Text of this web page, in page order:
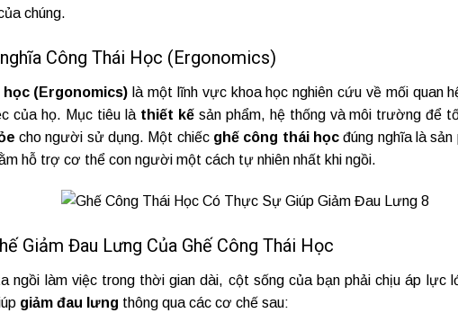
chúng.
Công Thái Học (Ergonomics)
(Ergonomics) là một lĩnh vực khoa học nghiên cứu về mối quan
của họ. Mục tiêu là thiết kếsản phẩm, hệ thống và môi trường để
cho người sử dụng. Một chiếc ghế công thái học đúng nghĩa là
hỗ trợ cơ thể con người một cách tự nhiên nhất khi ngồi.
Giảm Đau Lưng Của Ghế Công Thái Học
ngồi làm việc trong thời gian dài, cột sống của bạn phải chịu áp lực
giảm đau lưng thông qua các cơ chế sau: